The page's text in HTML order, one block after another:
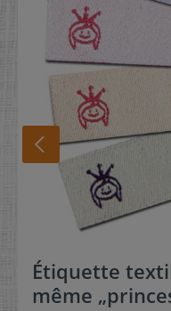
Étiquette
même